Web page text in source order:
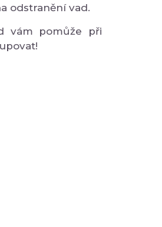
odstranění vad.
vám pomůže při